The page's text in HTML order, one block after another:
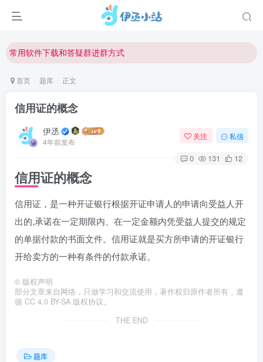
欢迎反馈网站中存在的问题和建议！
常用软件下载和答疑群进群方式
欢迎访问伊丞小站！
首页 题库 正文
信用证的概念
伊丞
4年前发布
关注 私信
0 131 12
信用证的概念
信用证，是一种开证银行根据开证申请人的申请向受益人开
出的,承诺在一定期限内、在一定金额内凭受益人提交的规定
的单据付款的书面文件。信用证就是买方所申请的开证银行
开给卖方的一种有条件的付款承诺。
© 版权声明
部分文章来自网络，只做学习和交流使用，著作权归原作者所有，遵
循 CC 4.0 BY-SA 版权协议。
THE END
题库